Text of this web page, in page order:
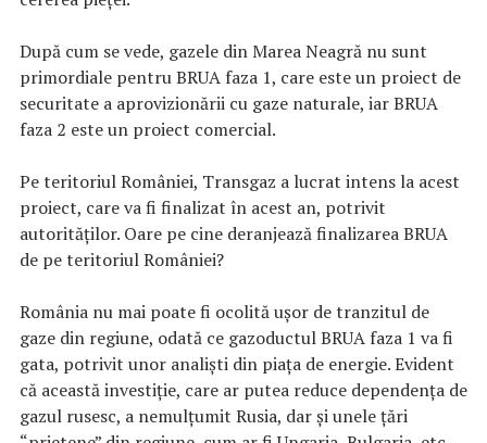
După cum se vede, gazele din Marea Neagră nu sunt
primordiale pentru BRUA faza 1, care este un proiect de
securitate a aprovizionării cu gaze naturale, iar BRUA
faza 2 este un proiect comercial.
Pe teritoriul României, Transgaz a lucrat intens la acest
proiect, care va fi finalizat în acest an, potrivit
autorităţilor. Oare pe cine deranjează finalizarea BRUA
de pe teritoriul României?
România nu mai poate fi ocolită ușor de tranzitul de
gaze din regiune, odată ce gazoductul BRUA faza 1 va fi
gata, potrivit unor analişti din piaţa de energie. Evident
că această investiţie, care ar putea reduce dependenţa de
gazul rusesc, a nemulţumit Rusia, dar şi unele ţări